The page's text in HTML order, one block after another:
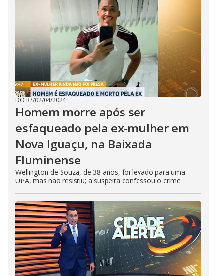
DO R7/02/04/2024
Homem morre após ser
esfaqueado pela ex-mulher em
Nova Iguaçu, na Baixada
Fluminense
Wellington de Souza, de 38 anos, foi levado para uma
UPA, mas não resistiu; a suspeita confessou o crime